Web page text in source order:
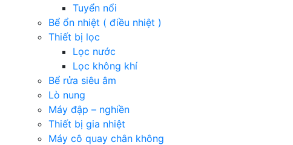
Tuyển nổi
Bể ổn nhiệt ( điều nhiệt )
Thiết bị lọc
Lọc nước
Lọc không khí
Bể rửa siêu âm
Lò nung
Máy đập – nghiền
Thiết bị gia nhiệt
Máy cô quay chân không